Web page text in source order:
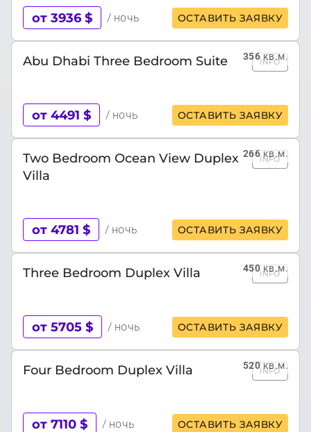
от 3936 $ / ночь ОСТАВИТЬ ЗАЯВКУ
356кв.м.
Abu Dhabi Three Bedroom Suite INFO
от 4491 $ / ночь ОСТАВИТЬ ЗАЯВКУ
266кв.м.
Two Bedroom Ocean View Duplex
Villa
INFO
от 4781 $ / ночь ОСТАВИТЬ ЗАЯВКУ
450кв.м.
Three Bedroom Duplex Villa INFO
от 5705 $ / ночь ОСТАВИТЬ ЗАЯВКУ
520кв.м.
Four Bedroom Duplex Villa INFO
от 7110 $ / ночь ОСТАВИТЬ ЗАЯВКУ